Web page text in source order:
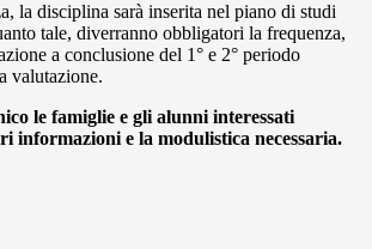
la disciplina sarà inserita nel piano di studi
tale, diverranno obbligatori la frequenza,
a conclusione del 1° e 2° periodo
valutazione.
le famiglie e gli alunni interessati
informazioni e la modulistica necessaria.